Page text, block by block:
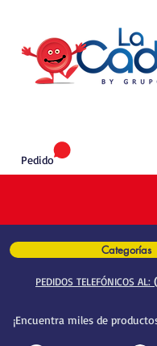
Categorías
PEDIDOS TELEFÓNICOS AL:
¡Encuentra miles de
Pedido